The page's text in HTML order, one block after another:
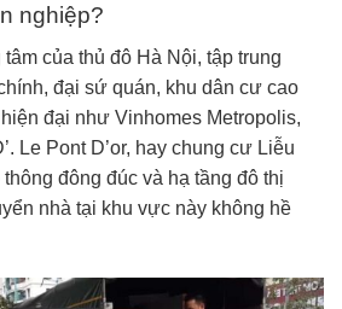
nghiệp?
của thủ đô Hà Nội, tập trung
đại sứ quán, khu dân cư cao
đại như Vinhomes Metropolis,
Le Pont D’or, hay chung cư Liễu
đông đúc và hạ tầng đô thị
nhà tại khu vực này không hề